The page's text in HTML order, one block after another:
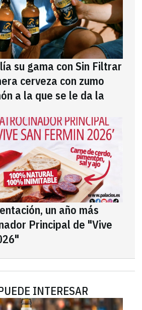
su gama con Sin Filtrar
cerveza con zumo
a la que se le da la
un año más
Principal de "Vive
INTERESAR